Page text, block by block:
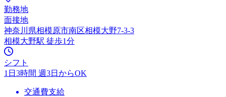
勤務地
面接地
神奈川県相模原市南区相模大野7-3-3
相模大野駅 徒歩1分
シフト
1日3時間 週3日からOK
交通費支給